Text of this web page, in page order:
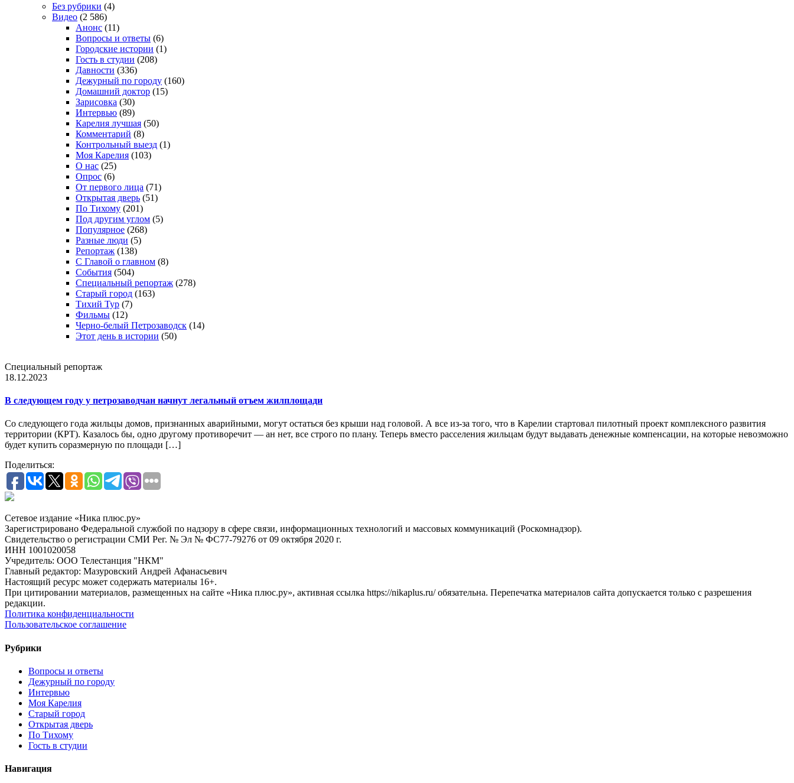
Без рубрики (4)
Видео (2 586)
Анонс (11)
Вопросы и ответы (6)
Городские истории (1)
Гость в студии (208)
Давности (336)
Дежурный по городу (160)
Домашний доктор (15)
Зарисовка (30)
Интервью (89)
Карелия лучшая (50)
Комментарий (8)
Контрольный выезд (1)
Моя Карелия (103)
О нас (25)
Опрос (6)
От первого лица (71)
Открытая дверь (51)
По Тихому (201)
Под другим углом (5)
Популярное (268)
Разные люди (5)
Репортаж (138)
С Главой о главном (8)
События (504)
Специальный репортаж (278)
Старый город (163)
Тихий Тур (7)
Фильмы (12)
Черно-белый Петрозаводск (14)
Этот день в истории (50)
Специальный репортаж
18.12.2023
В следующем году у петрозаводчан начнут легальный отъем жилплощади
Со следующего года жильцы домов, признанных аварийными, могут остаться без крыши над головой. А все из-за того, что в Карелии стартовал пилотный проект комплексного развития
территории (КРТ). Казалось бы, одно другому противоречит — ан нет, все строго по плану. Теперь вместо расселения жильцам будут выдавать денежные компенсации, на которые невозможно
будет купить соразмерную по площади […]
Поделиться:
Сетевое издание «Ника плюс.ру»
Зарегистрировано Федеральной службой по надзору в сфере связи, информационных технологий и массовых коммуникаций (Роскомнадзор).
Свидетельство о регистрации СМИ Рег. № Эл № ФС77-79276 от 09 октября 2020 г.
ИНН 1001020058
Учредитель: ООО Телестанция "НКМ"
Главный редактор: Мазуровский Андрей Афанасьевич
Настоящий ресурс может содержать материалы 16+.
При цитировании материалов, размещенных на сайте «Ника плюс.ру», активная ссылка https://nikaplus.ru/ обязательна. Перепечатка материалов сайта допускается только с разрешения
редакции.
Политика конфиденциальности
Пользовательское соглашение
Рубрики
Вопросы и ответы
Дежурный по городу
Интервью
Моя Карелия
Старый город
Открытая дверь
По Тихому
Гость в студии
Навигация